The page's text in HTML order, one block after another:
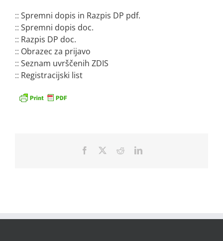
:: Spremni dopis in Razpis DP pdf.
:: Spremni dopis doc.
:: Razpis DP doc.
:: Obrazec za prijavo
:: Seznam uvrščenih ZDIS
:: Registracijski list
Facebook RedditLinkedIn